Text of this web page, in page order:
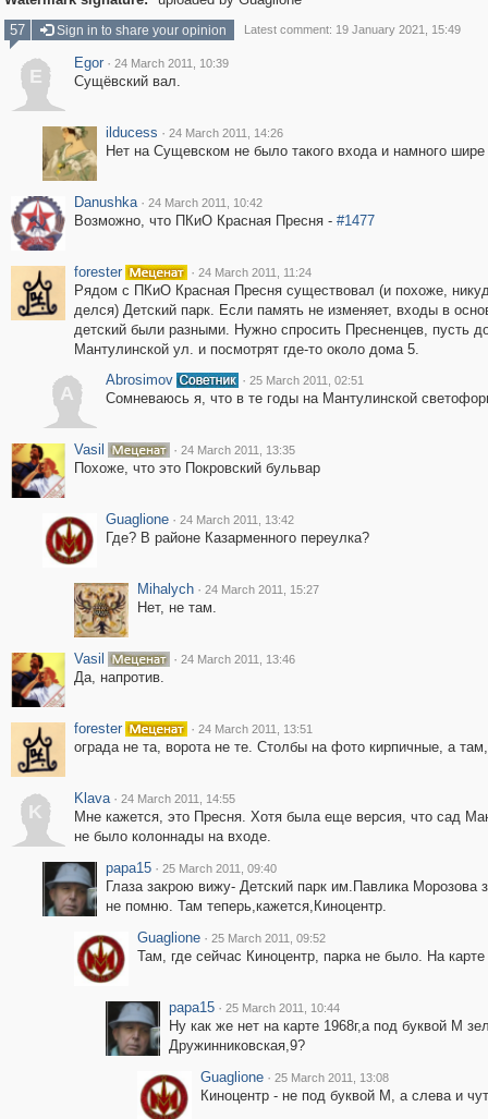
57
Sign in to share your opinion Latest comment: 19 January 2021, 15:49
E
Egor · 24 March 2011, 10:39
Сущёвский вал.
ilducess · 24 March 2011, 14:26
Нет на Сущевском не было такого входа и намного шире
Danushka · 24 March 2011, 10:42
Возможно, что ПКиО Красная Пресня - #1477
forester · 24 March 2011, 11:24
Рядом с ПКиО Красная Пресня существовал (и похоже,
делся) Детский парк. Если память не изменяет, входы в
детский были разными. Нужно спросить Пресненцев, пусть
Мантулинской ул. и посмотрят где-то около дома 5.
A
Abrosimov · 25 March 2011, 02:51
Сомневаюсь я, что в те годы на Мантулинской
Vasil · 24 March 2011, 13:35
Похоже, что это Покровский бульвар
Guaglione · 24 March 2011, 13:42
Где? В районе Казарменного переулка?
Mihalych · 24 March 2011, 15:27
Нет, не там.
Vasil · 24 March 2011, 13:46
Да, напротив.
forester · 24 March 2011, 13:51
ограда не та, ворота не те. Столбы на фото кирпичные, а
K
Klava · 24 March 2011, 14:55
Мне кажется, это Пресня. Хотя была еще версия, что сад
не было колоннады на входе.
papa15 · 25 March 2011, 09:40
Глаза закрою вижу- Детский парк им.Павлика Морозова
не помню. Там теперь,кажется,Киноцентр.
Guaglione · 25 March 2011, 09:52
Там, где сейчас Киноцентр, парка не было. На карте
papa15 · 25 March 2011, 10:44
Ну как же нет на карте 1968г,а под буквой М
Дружинниковская,9?
Guaglione · 25 March 2011, 13:08
Киноцентр - не под буквой М, а слева и